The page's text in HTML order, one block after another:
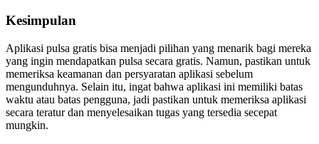
Kesimpulan
Aplikasi pulsa gratis bisa menjadi pilihan yang menarik bagi mereka
yang ingin mendapatkan pulsa secara gratis. Namun, pastikan untuk
memeriksa keamanan dan persyaratan aplikasi sebelum
mengunduhnya. Selain itu, ingat bahwa aplikasi ini memiliki batas
waktu atau batas pengguna, jadi pastikan untuk memeriksa aplikasi
secara teratur dan menyelesaikan tugas yang tersedia secepat
mungkin.